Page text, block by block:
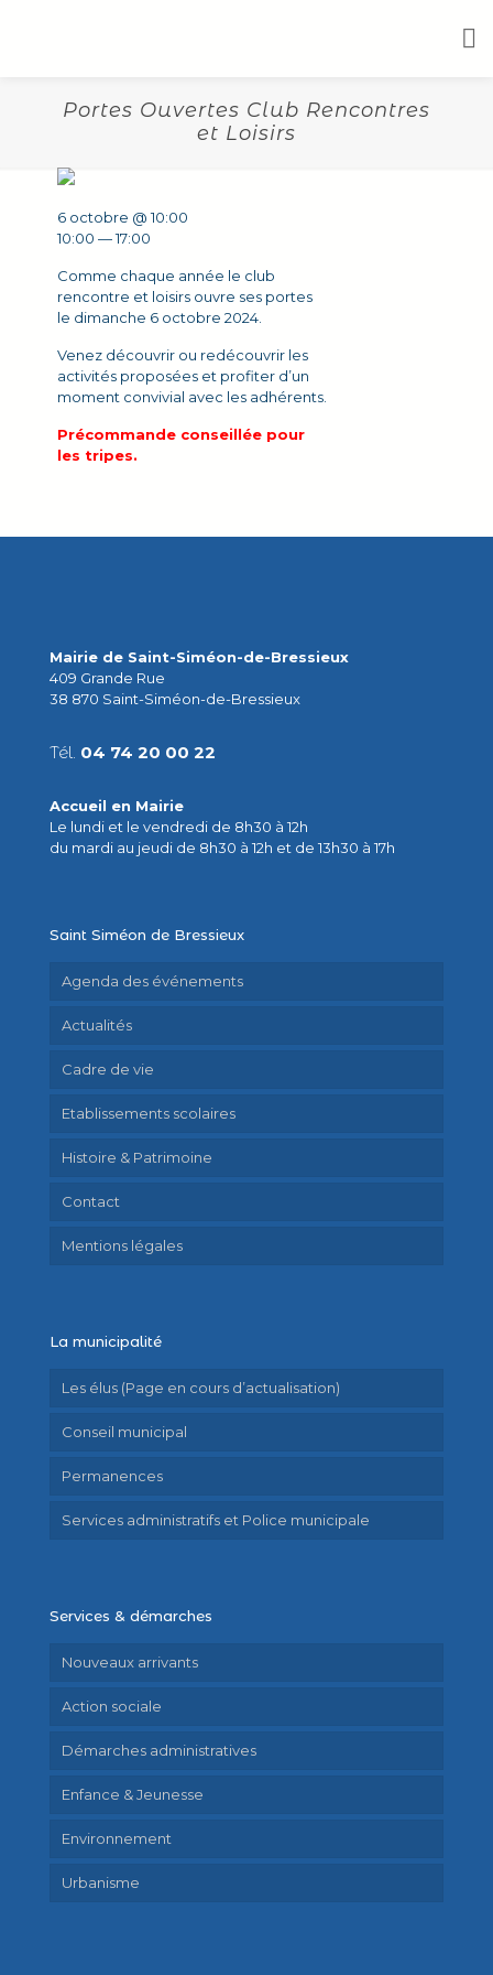
Portes Ouvertes Club Rencontres
et Loisirs
Comme chaque année le club
rencontre et loisirs ouvre ses portes
le dimanche 6 octobre 2024.
Venez découvrir ou redécouvrir les
activités proposées et profiter d’un
moment convivial avec les adhérents.
Précommande conseillée pour
les tripes.
6 octobre @ 10:00
10:00 — 17:00
Mairie de Saint-Siméon-de-Bressieux
409 Grande Rue
38 870 Saint-Siméon-de-Bressieux
Tél. 04 74 20 00 22
Accueil en Mairie
Le lundi et le vendredi de 8h30 à 12h
du mardi au jeudi de 8h30 à 12h et de 13h30 à 17h
Saint Siméon de Bressieux
Agenda des événements
Actualités
Cadre de vie
Etablissements scolaires
Histoire & Patrimoine
Contact
Mentions légales
La municipalité
Les élus (Page en cours d’actualisation)
Conseil municipal
Permanences
Services administratifs et Police municipale
Services & démarches
Nouveaux arrivants
Action sociale
Démarches administratives
Enfance & Jeunesse
Environnement
Urbanisme